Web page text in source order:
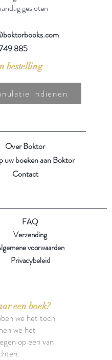
gesloten
885
bestelling
indienen
Over Boktor
uw boeken aan Boktor
Contact
FAQ
Verzending
voorwaarden
Privacybeleid
een boek?
we het toch
we het
op een van